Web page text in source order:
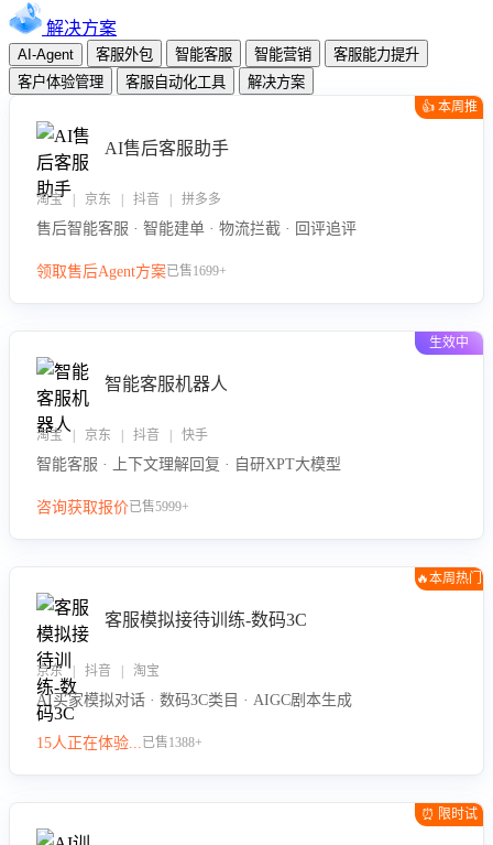
解决方案
AI-Agent 客服外包 智能客服 智能营销
客服能力提升
客户体验管理
客服自动化工具 解决方案
👍 本周推
AI售后客服助手
淘宝 | 京东 | 抖音 | 拼多多
售后智能客服 · 智能建单 · 物流拦截 · 回评追评
领取售后Agent方案已售1699+
生效中
智能客服机器人
淘宝 | 京东 | 抖音 | 快手
智能客服 · 上下文理解回复 · 自研XPT大模型
咨询获取报价已售5999+
🔥本周热门
客服模拟接待训练-数码3C
京东 | 抖音 | 淘宝
AI买家模拟对话 · 数码3C类目 · AIGC剧本生成
15人正在体验...已售1388+
⏰ 限时试